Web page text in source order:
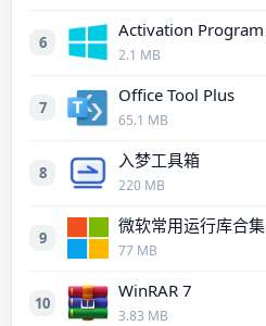
6
Activation Program
2.1 MB
7
Office Tool Plus
65.1 MB
8
入梦工具箱
220 MB
9
微软常用运行库合集
77 MB
10
WinRAR 7
3.83 MB